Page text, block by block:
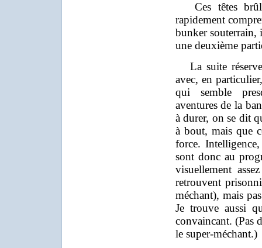
Ces têtes
rapidement
bunker souterrain,
une deuxième
La suite réserve
avec, en
qui semble
aventures de la
à durer, on se dit
à bout, mais que
force.
sont donc au
visuellement
retrouvent
méchant), mais
Je trouve aussi
convaincant. (Pas
le super-méchant.)